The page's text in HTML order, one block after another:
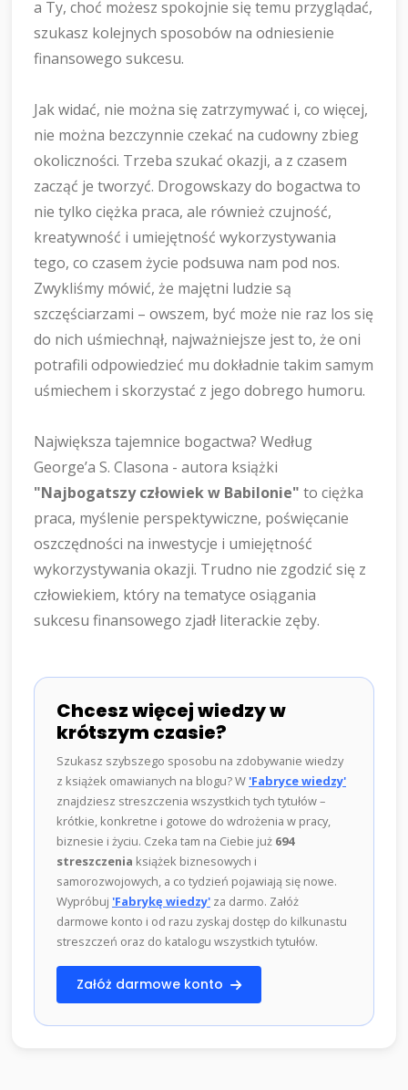
a Ty, choć możesz spokojnie się temu przyglądać,
szukasz kolejnych sposobów na odniesienie
finansowego sukcesu.
Jak widać, nie można się zatrzymywać i, co więcej,
nie można bezczynnie czekać na cudowny zbieg
okoliczności. Trzeba szukać okazji, a z czasem
zacząć je tworzyć. Drogowskazy do bogactwa to
nie tylko ciężka praca, ale również czujność,
kreatywność i umiejętność wykorzystywania
tego, co czasem życie podsuwa nam pod nos.
Zwykliśmy mówić, że majętni ludzie są
szczęściarzami – owszem, być może nie raz los się
do nich uśmiechnął, najważniejsze jest to, że oni
potrafili odpowiedzieć mu dokładnie takim samym
uśmiechem i skorzystać z jego dobrego humoru.
Największa tajemnice bogactwa? Według
George’a S. Clasona - autora książki
"Najbogatszy człowiek w Babilonie" to ciężka
praca, myślenie perspektywiczne, poświęcanie
oszczędności na inwestycje i umiejętność
wykorzystywania okazji. Trudno nie zgodzić się z
człowiekiem, który na tematyce osiągania
sukcesu finansowego zjadł literackie zęby.
Chcesz więcej wiedzy w
krótszym czasie?
Szukasz szybszego sposobu na zdobywanie wiedzy
z książek omawianych na blogu? W'Fabryce wiedzy'
znajdziesz streszczenia wszystkich tych tytułów –
krótkie, konkretne i gotowe do wdrożenia w pracy,
biznesie i życiu. Czeka tam na Ciebie już 694
streszczenia książek biznesowych i
samorozwojowych, a co tydzień pojawiają się nowe.
Wypróbuj 'Fabrykę wiedzy' za darmo. Załóż
darmowe konto i od razu zyskaj dostęp do kilkunastu
streszczeń oraz do katalogu wszystkich tytułów.
Załóż darmowe konto